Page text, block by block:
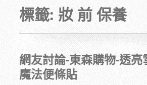
標籤: 妝 前 保養
網友討論-東森購物-透
魔法便條貼